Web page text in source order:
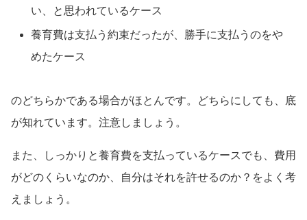
い、と思われているケース
養育費は支払う約束だったが、勝手に支払うのをや
めたケース
のどちらかである場合がほとんです。どちらにしても、底
が知れています。注意しましょう。
また、しっかりと養育費を支払っているケースでも、費用
がどのくらいなのか、自分はそれを許せるのか？をよく考
えましょう。